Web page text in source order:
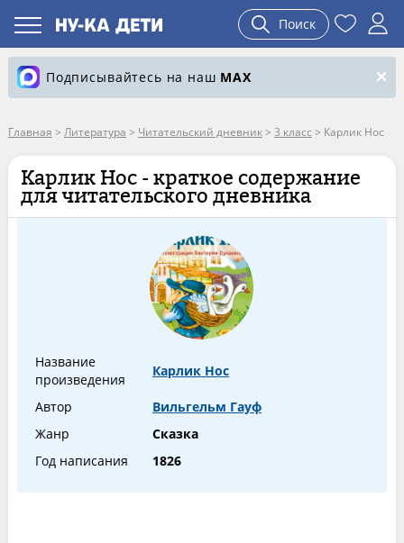
Поиск
Подписывайтесь на наш MAX
Главная > Литература > Читательский дневник> 3 класс > Карлик Нос
Карлик Нос - краткое содержание
для читательского дневника
Название
произведения
Карлик Нос
Автор
Вильгельм Гауф
Жанр
Сказка
Год написания
1826